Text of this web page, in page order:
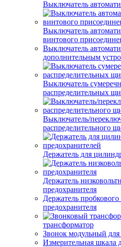
Выключатель
Выключатель
винтового
Выключатель
дополнительным
Выключатель
распределительных
Выключатель/
распределительного
Держатель для
Держатель
предохранителя
Держатель
предохранителя
трансформатор
Звонок модульный
Измерительная шкала